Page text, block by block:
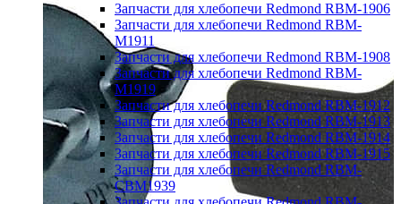
Запчасти для хлебопечи Redmond RBM-1906
Запчасти для хлебопечи Redmond RBM-
M1911
Запчасти для хлебопечи Redmond RBM-1908
Запчасти для хлебопечи Redmond RBM-
M1919
Запчасти для хлебопечи Redmond RBM-1912
Запчасти для хлебопечи Redmond RBM-1913
Запчасти для хлебопечи Redmond RBM-1914
Запчасти для хлебопечи Redmond RBM-1915
Запчасти для хлебопечи Redmond RBM-
CBM1939